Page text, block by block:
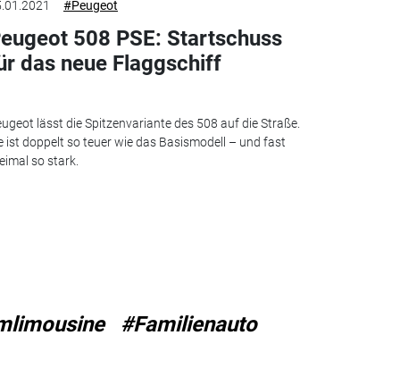
#Peugeot
508 PSE: Startschuss
das neue Flaggschiff
lässt die Spitzenvariante des 508 auf die Straße.
ist doppelt so teuer wie das Basismodell – und fast
so stark.
#Familienauto